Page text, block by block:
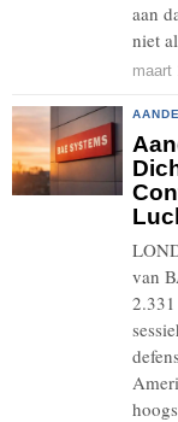
aan
niet
maart
van